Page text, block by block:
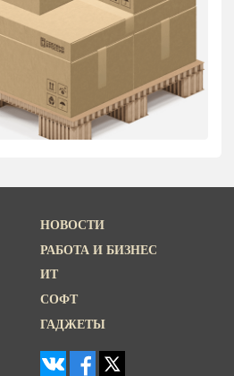
НОВОСТИ
РАБОТА И БИЗНЕС
ИТ
СОФТ
ГАДЖЕТЫ